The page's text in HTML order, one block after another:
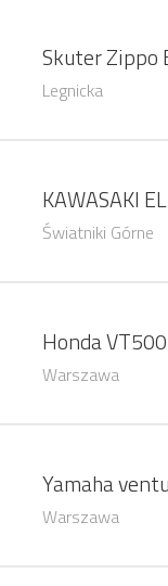
Skuter Zippo
Legnicka
KAWASAKI
Światniki Górne
Honda
Warszawa
Yamaha
Warszawa